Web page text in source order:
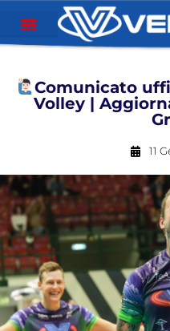
Comunicato
Volley |
11